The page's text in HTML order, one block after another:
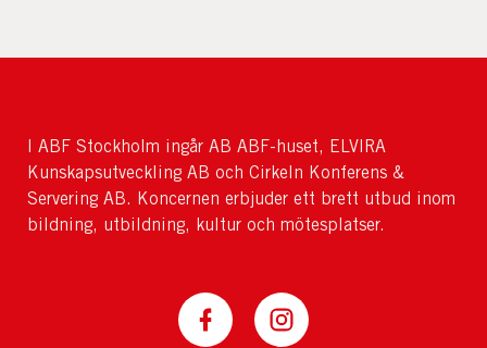
I ABF Stockholm ingår AB ABF-huset, ELVIRA
Kunskapsutveckling AB och Cirkeln Konferens &
Servering AB. Koncernen erbjuder ett brett utbud inom
bildning, utbildning, kultur och mötesplatser.